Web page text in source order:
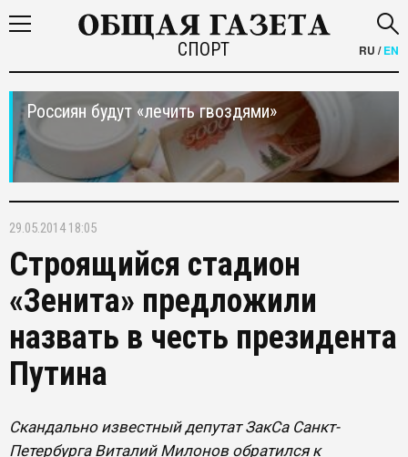
СПОРТ RU /EN
Россиян будут «лечить гвоздями»
29.05.2014 18:05
Строящийся стадион
«Зенита» предложили
назвать в честь президента
Путина
Скандально известный депутат ЗакСа Санкт-
Петербурга Виталий Милонов обратился к